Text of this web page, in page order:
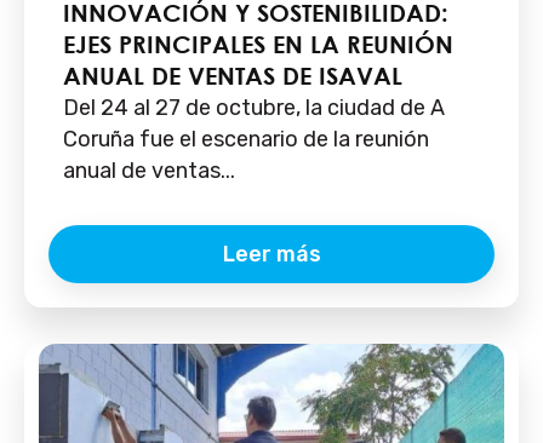
INNOVACIÓN Y SOSTENIBILIDAD:
EJES PRINCIPALES EN LA REUNIÓN
ANUAL DE VENTAS DE ISAVAL
Del 24 al 27 de octubre, la ciudad de A
Coruña fue el escenario de la reunión
anual de ventas...
Leer más